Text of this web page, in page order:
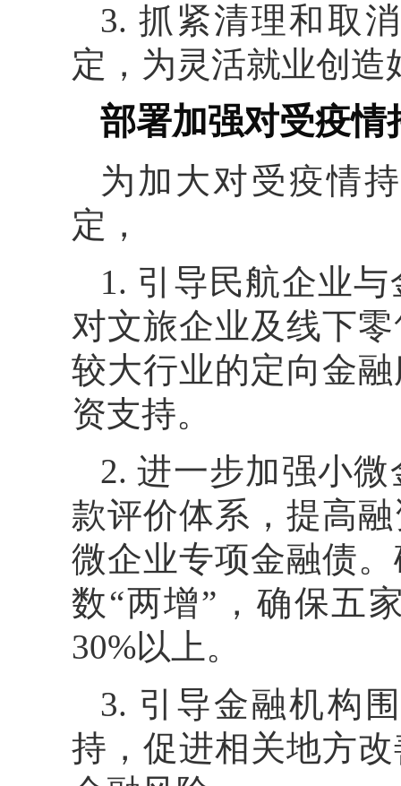
3. 抓紧清理和取
定，为灵活就业创造
部署加强对受疫情
为加大对受疫情
定，
1. 引导民航企业
对文旅企业及线下
较大行业的定向金
资支持。
2. 进一步加强小
款评价体系，提高
微企业专项金融债
数“两增”，确保五
30%以上。
3. 引导金融机构
持，促进相关地方